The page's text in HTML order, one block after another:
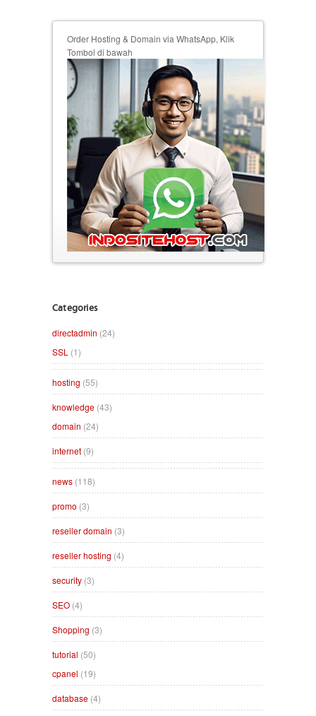
Order Hosting & Domain via WhatsApp, Klik
Tombol di bawah
Categories
directadmin (24)
SSL (1)
hosting (55)
knowledge (43)
domain (24)
internet (9)
news (118)
promo (3)
reseller domain (3)
reseller hosting (4)
security (3)
SEO (4)
Shopping (3)
tutorial (50)
cpanel (19)
database (4)